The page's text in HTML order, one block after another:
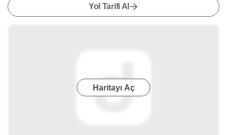
Yol Tarifi Al
Haritayı Aç